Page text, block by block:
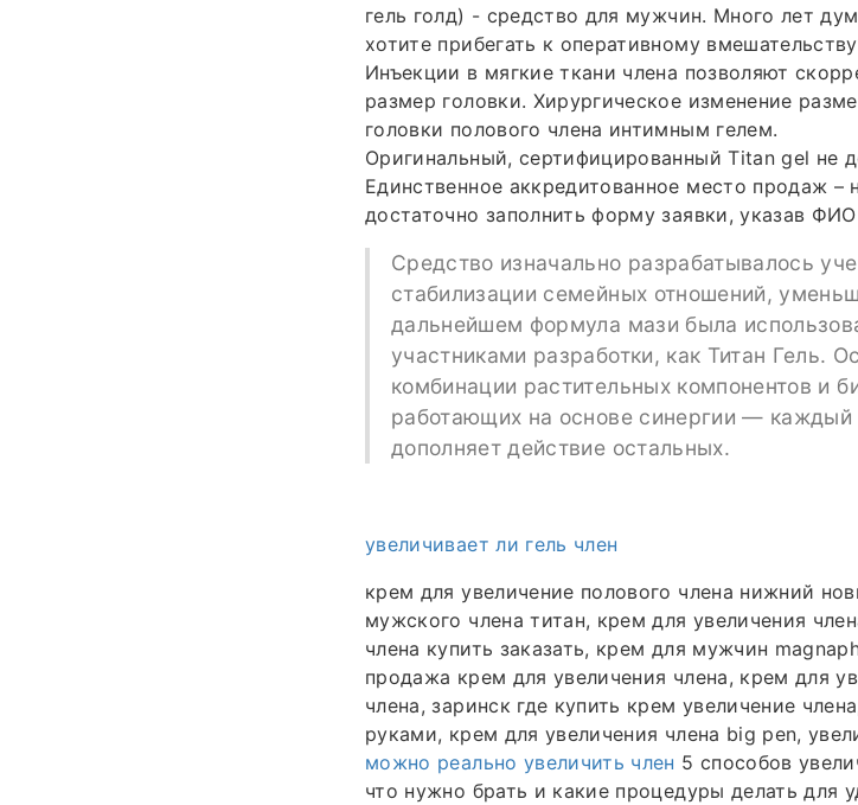
гель голд) - средство для мужчин. Много лет
хотите прибегать к оперативному
Инъекции в мягкие ткани члена позволяют
размер головки. Хирургическое изменение
головки полового члена интимным гелем.
Оригинальный, сертифицированный Titan gel не
Единственное аккредитованное место продаж –
достаточно заполнить форму заявки, указав
Средство изначально разрабатывалось
стабилизации семейных отношений,
дальнейшем формула мази была
участниками разработки, как Титан Гель.
комбинации растительных компонентов и
работающих на основе синергии — каждый
дополняет действие остальных.
увеличивает ли гель член
крем для увеличение полового члена нижний
мужского члена титан, крем для увеличения
члена купить заказать, крем для мужчин
продажа крем для увеличения члена, крем для
члена, заринск где купить крем увеличение
руками, крем для увеличения члена big pen,
можно реально увеличить член 5 способов
что нужно брать и какие процедуры делать для